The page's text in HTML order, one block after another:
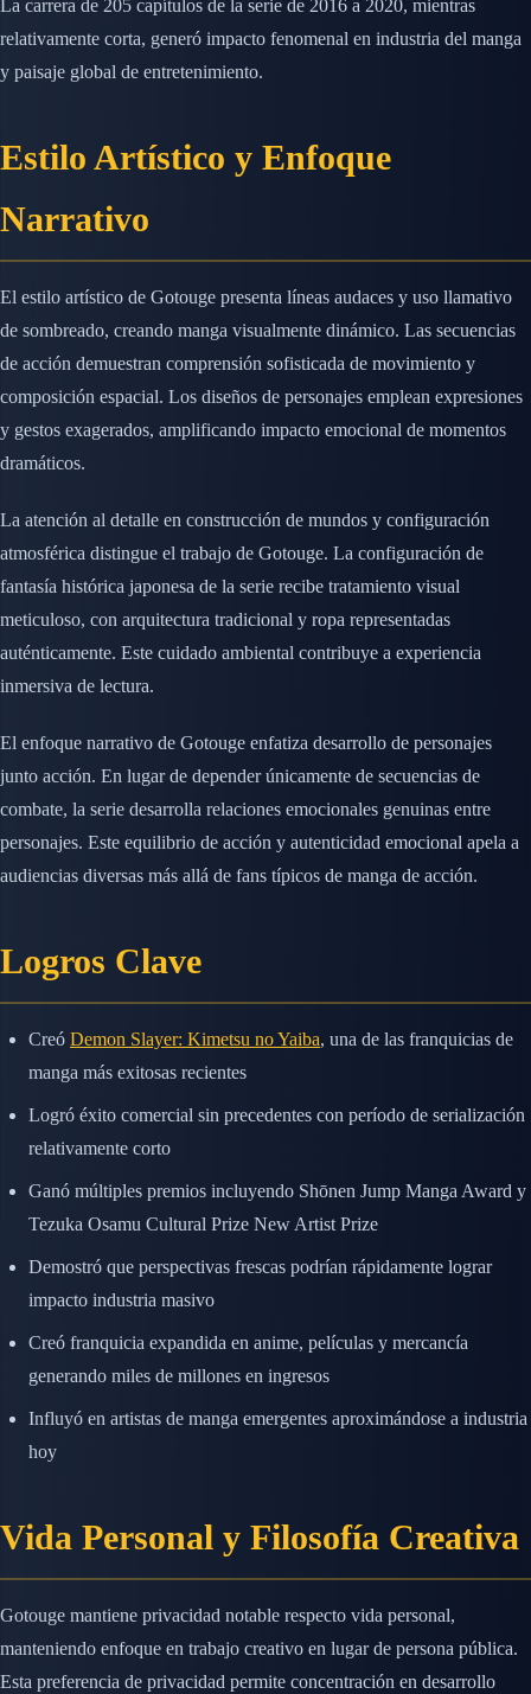
La carrera de 205 capítulos de la serie de 2016 a 2020, mientras
relativamente corta, generó impacto fenomenal en industria del manga
y paisaje global de entretenimiento.
Estilo Artístico y Enfoque
Narrativo
El estilo artístico de Gotouge presenta líneas audaces y uso llamativo
de sombreado, creando manga visualmente dinámico. Las secuencias
de acción demuestran comprensión sofisticada de movimiento y
composición espacial. Los diseños de personajes emplean expresiones
y gestos exagerados, amplificando impacto emocional de momentos
dramáticos.
La atención al detalle en construcción de mundos y configuración
atmosférica distingue el trabajo de Gotouge. La configuración de
fantasía histórica japonesa de la serie recibe tratamiento visual
meticuloso, con arquitectura tradicional y ropa representadas
auténticamente. Este cuidado ambiental contribuye a experiencia
inmersiva de lectura.
El enfoque narrativo de Gotouge enfatiza desarrollo de personajes
junto acción. En lugar de depender únicamente de secuencias de
combate, la serie desarrolla relaciones emocionales genuinas entre
personajes. Este equilibrio de acción y autenticidad emocional apela a
audiencias diversas más allá de fans típicos de manga de acción.
Logros Clave
Creó Demon Slayer: Kimetsu no Yaiba, una de las franquicias de
manga más exitosas recientes
Logró éxito comercial sin precedentes con período de serialización
relativamente corto
Ganó múltiples premios incluyendo Shōnen Jump Manga Award y
Tezuka Osamu Cultural Prize New Artist Prize
Demostró que perspectivas frescas podrían rápidamente lograr
impacto industria masivo
Creó franquicia expandida en anime, películas y mercancía
generando miles de millones en ingresos
Influyó en artistas de manga emergentes aproximándose a industria
hoy
Vida Personal y Filosofía Creativa
Gotouge mantiene privacidad notable respecto vida personal,
manteniendo enfoque en trabajo creativo en lugar de persona pública.
Esta preferencia de privacidad permite concentración en desarrollo